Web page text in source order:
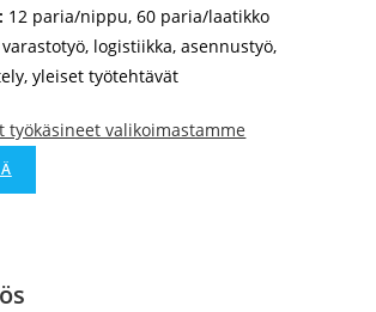
12 paria/nippu, 60 paria/laatikko
varastotyö, logistiikka, asennustyö,
yleiset työtehtävät
työkäsineet valikoimastamme